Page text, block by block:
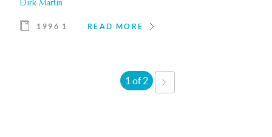
Dirk Martin
1996 1 READ MORE
1 of 2